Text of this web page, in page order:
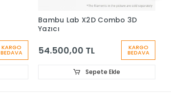
KARGO
BEDAVA
Bambu Lab X2D Combo 3D
Yazıcı
54.500,00 TL KARGO
BEDAVA
Sepete Ekle